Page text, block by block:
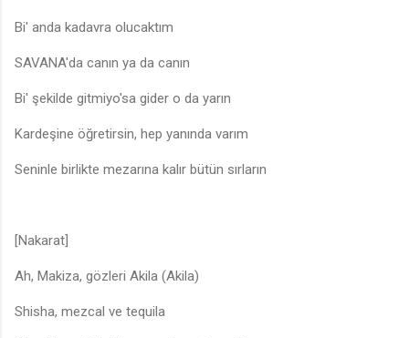
Bi' anda kadavra olucaktım
SAVANA'da canın ya da canın
Bi' şekilde gitmiyo'sa gider o da yarın
Kardeşine öğretirsin, hep yanında varım
Seninle birlikte mezarına kalır bütün sırların
[Nakarat]
Ah, Makiza, gözleri Akila (Akila)
Shisha, mezcal ve tequila